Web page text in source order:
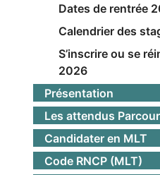
Dates de rentrée
Calendrier des
S’inscrire ou se
2026
Présentation
Les attendus
Candidater en MLT
Code RNCP (MLT)